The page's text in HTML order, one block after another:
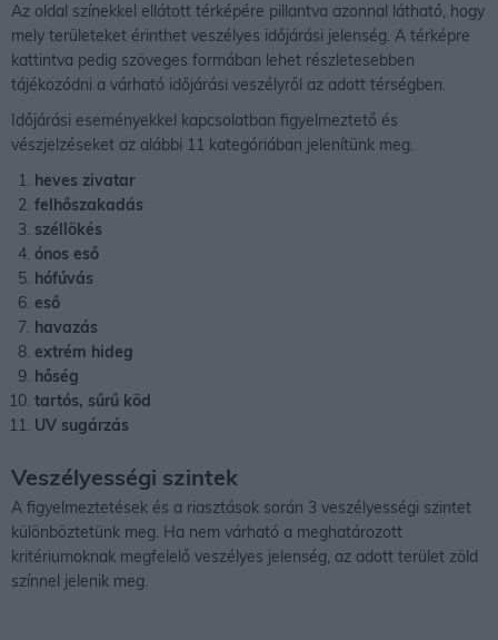
Az oldal színekkel ellátott térképére pillantva azonnal látható, hogy
mely területeket érinthet veszélyes időjárási jelenség. A térképre
kattintva pedig szöveges formában lehet részletesebben
tájékozódni a várható időjárási veszélyről az adott térségben.
Időjárási eseményekkel kapcsolatban figyelmeztető és
vészjelzéseket az alábbi 11 kategóriában jelenítünk meg.
heves zivatar
felhőszakadás
széllökés
ónos eső
hófúvás
eső
havazás
extrém hideg
hőség
tartós, sűrű köd
UV sugárzás
Veszélyességi szintek
A figyelmeztetések és a riasztások során 3 veszélyességi szintet
különböztetünk meg. Ha nem várható a meghatározott
kritériumoknak megfelelő veszélyes jelenség, az adott terület zöld
színnel jelenik meg.